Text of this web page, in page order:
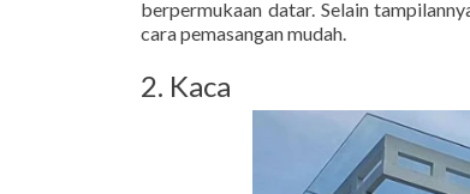
berpermukaan datar. Selain
cara pemasangan mudah.
2. Kaca